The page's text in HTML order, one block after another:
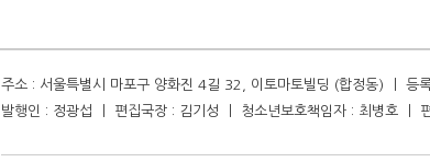
주소 : 서울특별시 마포구 양화진 4길 32, 이토마토빌딩 (합정동) ㅣ
발행인 : 정광섭 ㅣ 편집국장 : 김기성 ㅣ 청소년보호책임자 : 최병호